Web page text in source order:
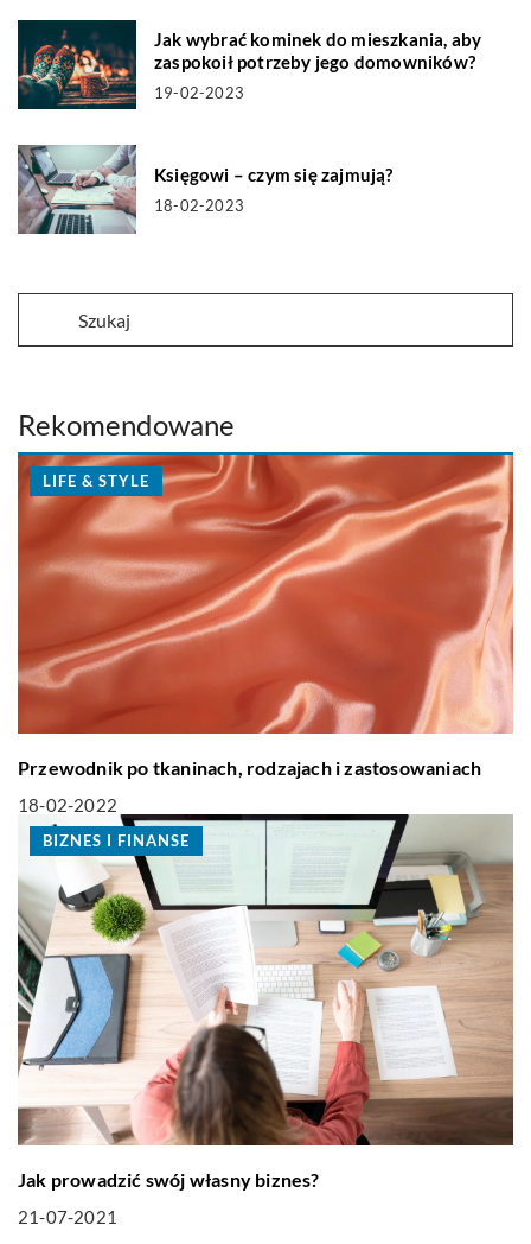
Jak wybrać kominek do mieszkania, aby
zaspokoił potrzeby jego domowników?
19-02-2023
Księgowi – czym się zajmują?
18-02-2023
Rekomendowane
LIFE & STYLE
Przewodnik po tkaninach, rodzajach i zastosowaniach
18-02-2022
BIZNES I FINANSE
Jak prowadzić swój własny biznes?
21-07-2021